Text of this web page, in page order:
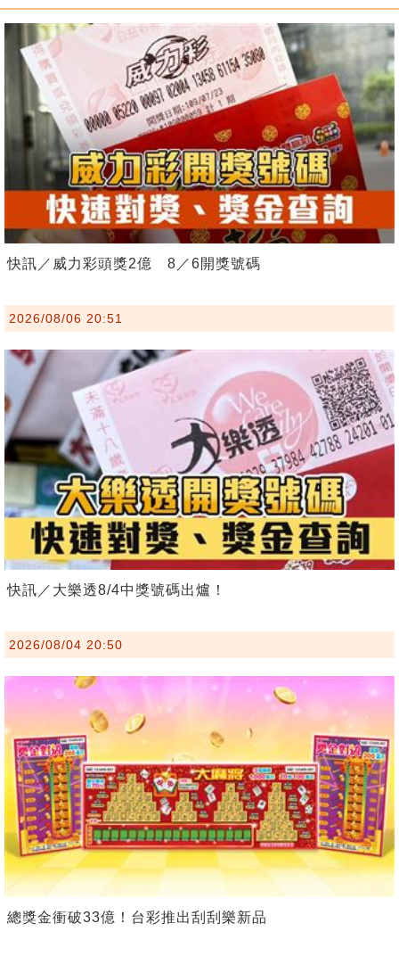
快訊／威力彩頭獎2億 8／6開獎號碼
2026/08/06 20:51
快訊／大樂透8/4中獎號碼出爐！
2026/08/04 20:50
總獎金衝破33億！台彩推出刮刮樂新品